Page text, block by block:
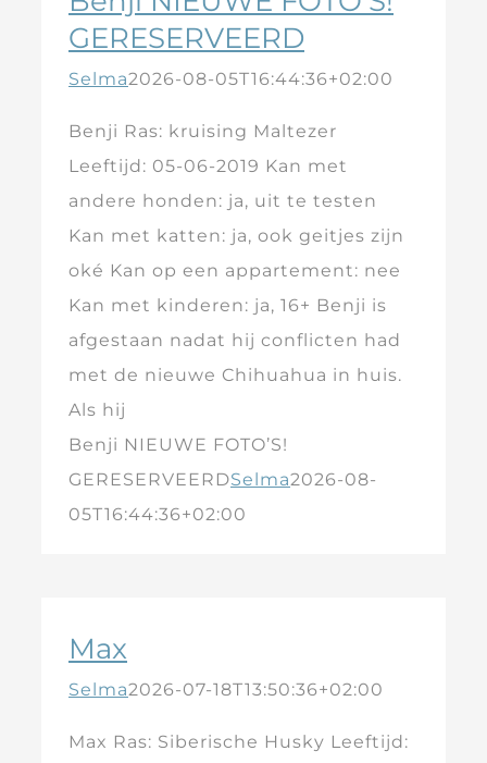
GERESERVEERD
Selma2026-08-05T16:44:36+02:00
Benji Ras: kruising Maltezer
Leeftijd: 05-06-2019 Kan met
andere honden: ja, uit te testen
Kan met katten: ja, ook geitjes zijn
oké Kan op een appartement: nee
Kan met kinderen: ja, 16+ Benji is
afgestaan nadat hij conflicten had
met de nieuwe Chihuahua in huis.
Als hij
Benji NIEUWE FOTO’S!
GERESERVEERDSelma2026-08-
05T16:44:36+02:00
Max
Selma2026-07-18T13:50:36+02:00
Max Ras: Siberische Husky Leeftijd: